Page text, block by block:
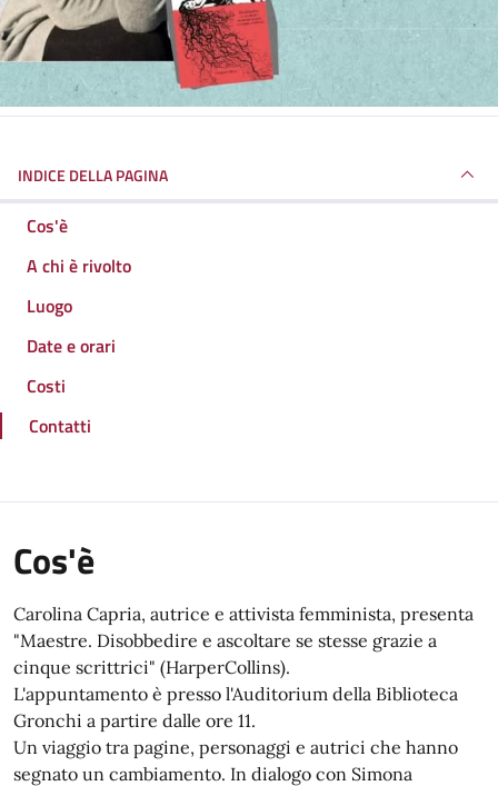
INDICE DELLA PAGINA
Cos'è
A chi è rivolto
Luogo
Date e orari
Costi
Contatti
Cos'è
Carolina Capria, autrice e attivista femminista, presenta
"Maestre. Disobbedire e ascoltare se stesse grazie a
cinque scrittrici" (HarperCollins).
L'appuntamento è presso l'Auditorium della Biblioteca
Gronchi a partire dalle ore 11.
Un viaggio tra pagine, personaggi e autrici che hanno
segnato un cambiamento. In dialogo con Simona